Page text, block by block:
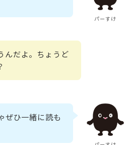
パーすけ
んだよ。ちょうど
ぜひ一緒に読も